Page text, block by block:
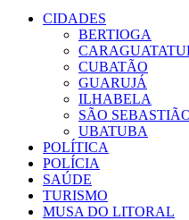
CIDADES
BERTIOGA
CUBATÃO
GUARUJÁ
ILHABELA
SÃO
UBATUBA
POLÍTICA
POLÍCIA
SAÚDE
TURISMO
MUSA DO LITORAL